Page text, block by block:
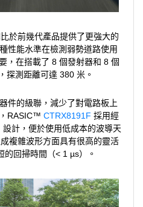
於前幾代產品提供了更強大的
性能水準在檢測弱勢道路使用
，在搭載了 8 個發射器和 8 個
探測距離可達 380 米。
件的級聯，減少了對電路板上
RASIC™ CTRX8191F 採用經
計，便於使用低成本的波導天
複雜波形方面具有很高的靈活
的回掃時間（< 1 µs）。